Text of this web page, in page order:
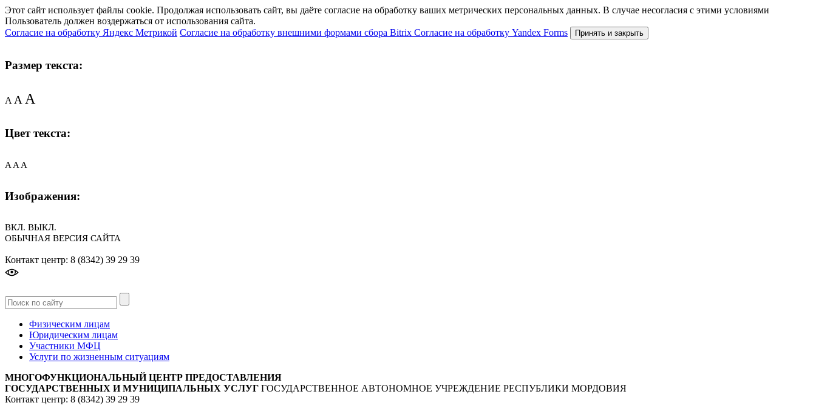
Этот сайт использует файлы cookie. Продолжая использовать сайт, вы даёте согласие на обработку ваших метрических персональных данных. В случае несогласия с этими условиями
Пользователь должен воздержаться от использования сайта.
Согласие на обработку Яндекс Метрикой Согласие на обработку внешними формами сбора Bitrix Согласие на обработку Yandex Forms Принять и закрыть
Размер текста:
AAA
Цвет текста:
A A A
Изображения:
ВКЛ. ВЫКЛ.
ОБЫЧНАЯ ВЕРСИЯ САЙТА
Контакт центр: 8 (8342) 39 29 39
Физическим лицам
Юридическим лицам
Участники МФЦ
Услуги по жизненным ситуациям
МНОГОФУНКЦИОНАЛЬНЫЙ ЦЕНТР ПРЕДОСТАВЛЕНИЯ
ГОСУДАРСТВЕННЫХ И МУНИЦИПАЛЬНЫХ УСЛУГ ГОСУДАРСТВЕННОЕ АВТОНОМНОЕ УЧРЕЖДЕНИЕ РЕСПУБЛИКИ МОРДОВИЯ
Контакт центр: 8 (8342) 39 29 39